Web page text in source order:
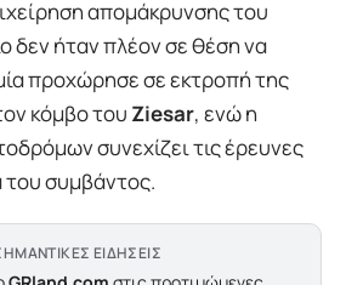
απομάκρυνσης του
δεν ήταν πλέον σε θέση να
προχώρησε σε εκτροπή της
κόμβο του Ziesar, ενώ η
συνεχίζει τις έρευνες
του συμβάντος.
ΕΙΔΗΣΕΙΣ